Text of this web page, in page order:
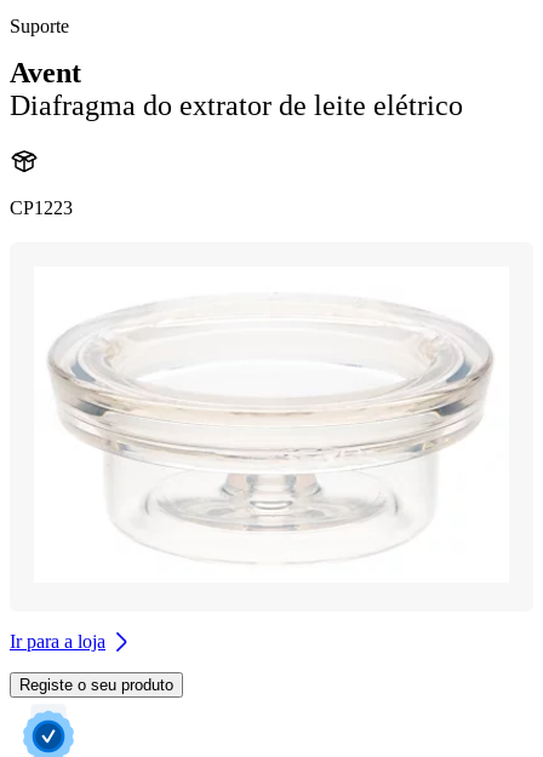
Suporte
Avent
Diafragma do extrator de leite elétrico
CP1223
Ir para a loja
Registe o seu produto